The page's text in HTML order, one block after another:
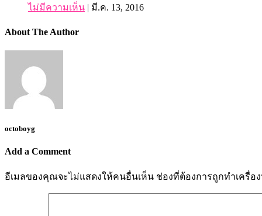
ไม่มีความเห็น | มี.ค. 13, 2016
About The Author
octoboyg
Add a Comment
อีเมลของคุณจะไม่แสดงให้คนอื่นเห็น ช่องที่ต้องการถูกทำเครื่อ